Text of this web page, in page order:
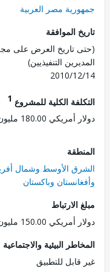
مصر العربية
الموافقة
تاريخ العرض على مجلس
التنفيذيين)
2010/
الكلية للمشروع1
180.00 مليون
الأوسط وشمال أفريقيا
وباكستان
150.00 مليون
البيئية والاجتماعية
للتطبيق